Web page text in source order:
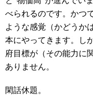
べられるのです。かつ
ような感覚（かどうか
本にやってきます。し
府目標が（その能力に
ありません。
閑話休題。